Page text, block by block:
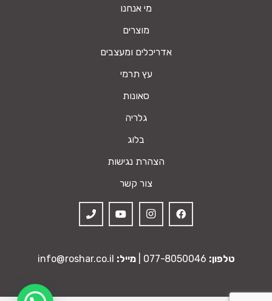
מי אנחנו
מוצרים
אדריכלים ומעצבים
עץ תרמי
סאונות
גלריה
בלוג
הצהרת נגישות
צור קשר
טלפון: 077-8050046
|מייל: info@roshar.co.il